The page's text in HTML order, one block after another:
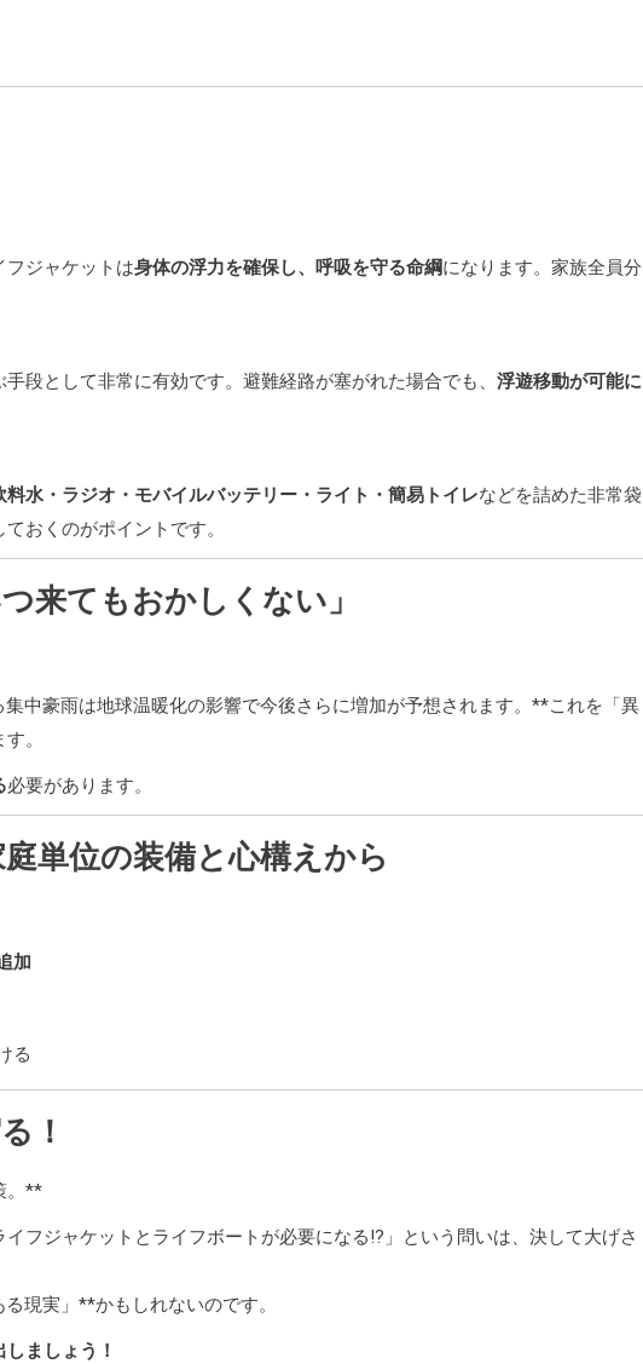
フジャケットは身体の浮力を確保し、呼吸を守る命綱になります。家族全員分
段として非常に有効です。避難経路が塞がれた場合でも、 浮遊移動が可能に
料水・ラジオ・モバイルバッテリー・ライト・簡易トイレなどを詰めた非常袋
おくのがポイントです。
来てもおかしくない」
中豪雨は地球温暖化の影響で今後さらに増加が予想されます。**これを「異
。
必要があります。
単位の装備と心構えから
加
る
！
。**
フジャケットとライフボートが必要になる!?」という問いは、決して大げさ
現実」**かもしれないのです。
ましょう！